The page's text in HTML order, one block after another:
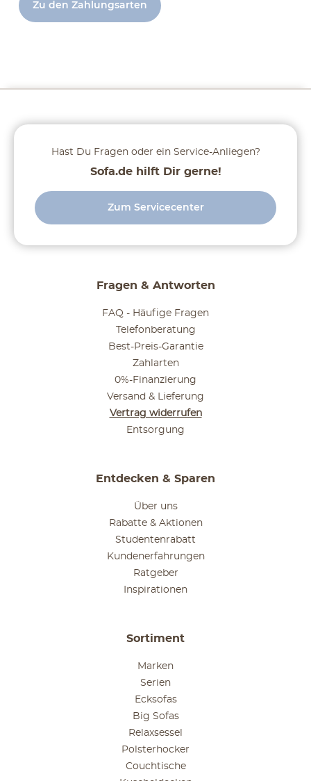
Zu den Zahlungsarten
Fragen & Antworten
FAQ - Häufige Fragen
Telefonberatung
Best-Preis-Garantie
Zahlarten
0%-Finanzierung
Versand & Lieferung
Vertrag widerrufen
Entsorgung
Entdecken & Sparen
Über uns
Rabatte & Aktionen
Studentenrabatt
Kundenerfahrungen
Ratgeber
Inspirationen
Sortiment
Marken
Serien
Ecksofas
Big Sofas
Relaxsessel
Polsterhocker
Couchtische
Hast Du Fragen oder ein Service-Anliegen?
Sofa.de hilft Dir gerne!
Zum Servicecenter